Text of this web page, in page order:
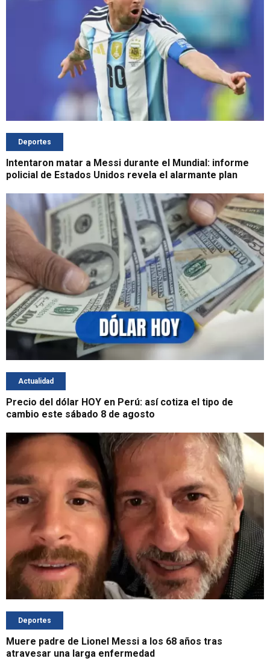
Deportes
Intentaron matar a Messi durante el Mundial: informe
policial de Estados Unidos revela el alarmante plan
Actualidad
Precio del dólar HOY en Perú: así cotiza el tipo de
cambio este sábado 8 de agosto
Deportes
Muere padre de Lionel Messi a los 68 años tras
atravesar una larga enfermedad